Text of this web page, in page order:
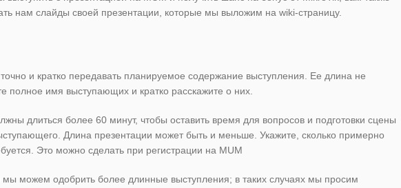
нам слайды своей презентации, которые мы выложим на wiki-страницу.
и кратко передавать планируемое содержание выступления. Ее длина не
полное имя выступающих и кратко расскажите о них.
длиться более 60 минут, чтобы оставить время для вопросов и подготовки сцены
Длина презентации может быть и меньше. Укажите, сколько примерно
Это можно сделать при регистрации на MUM
можем одобрить более длинные выступления; в таких случаях мы просим